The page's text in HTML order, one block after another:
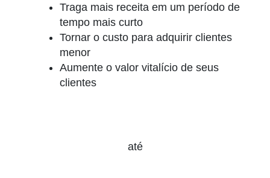
Traga mais receita em um período de
tempo mais curto
Tornar o custo para adquirir clientes
menor
Aumente o valor vitalício de seus
clientes
até